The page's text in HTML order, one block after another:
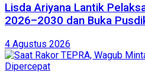
Lisda Ariyana Lantik
2026–2030 dan Buka
4 Agustus 2026